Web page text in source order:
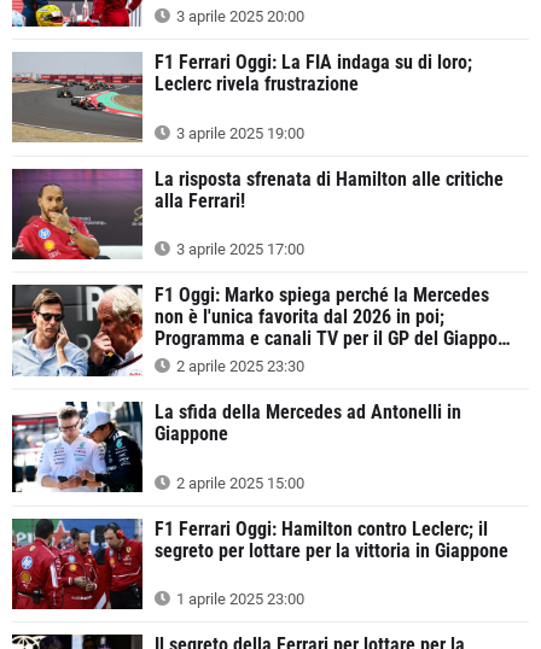
3 aprile 2025 20:00
F1 Ferrari Oggi: La FIA indaga su di loro;
Leclerc rivela frustrazione
3 aprile 2025 19:00
La risposta sfrenata di Hamilton alle critiche
alla Ferrari!
3 aprile 2025 17:00
F1 Oggi: Marko spiega perché la Mercedes
non è l'unica favorita dal 2026 in poi;
Programma e canali TV per il GP del Giappone
20252 aprile 2025 23:30
La sfida della Mercedes ad Antonelli in
Giappone
2 aprile 2025 15:00
F1 Ferrari Oggi: Hamilton contro Leclerc; il
segreto per lottare per la vittoria in Giappone
1 aprile 2025 23:00